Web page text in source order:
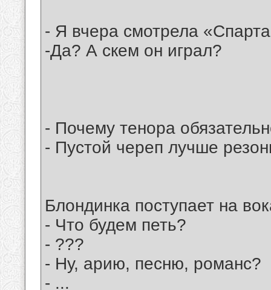
- Я вчера смотрела
-Да? А скем он играл?
- Почему тенора
- Пустой череп лучше
Блондинка поступает на
- Что будем петь?
- ???
- Ну, арию, песню, романс?
- ...